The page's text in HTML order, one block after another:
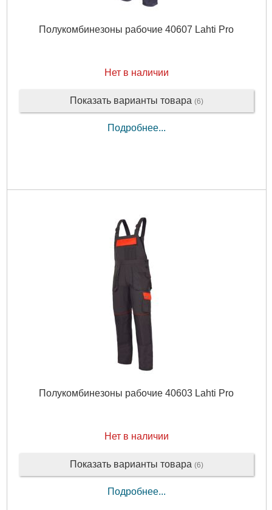
Полукомбинезоны рабочие 40607 Lahti Pro
Нет в наличии
Показать варианты товара (6)
Подробнее...
Полукомбинезоны рабочие 40603 Lahti Pro
Нет в наличии
Показать варианты товара (6)
Подробнее...